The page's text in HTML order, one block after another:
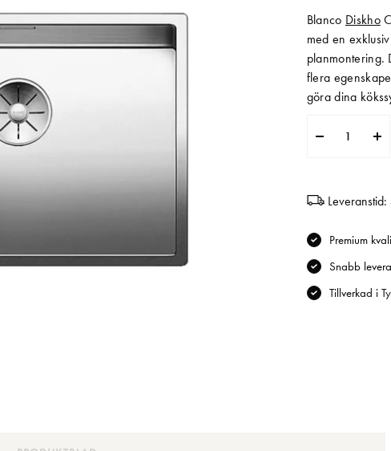
Blanco Diskho
med en
planmontering.
flera
göra dina
Premium
Snabb
Tillverkad i